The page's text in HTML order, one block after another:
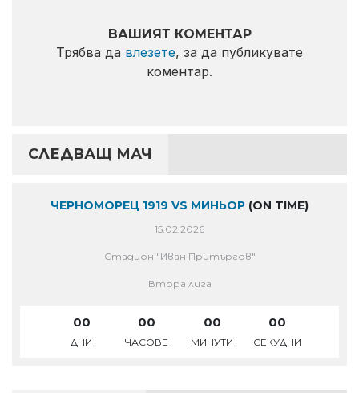
ВАШИЯТ КОМЕНТАР
Трябва да влезете, за да публикувате
коментар.
СЛЕДВАЩ МАЧ
ЧЕРНОМОРЕЦ 1919 VS МИНЬОР (ON TIME)
15.02.2026
Стадион "Иван Притъргов"
Втора лига
00
ДНИ
00
ЧАСОВЕ
00
МИНУТИ
00
СЕКУДНИ